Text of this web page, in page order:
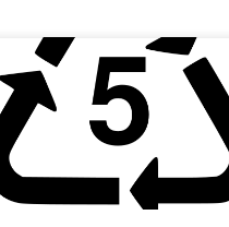
У Європі та США пиво з пластикових
пляшок уже не п’ють Ще 20 років
тому пластиковий посуд і тара для
нас була дивиною. У продуктових
магазинах масло, сири та ковбаси
загортали у папір, клали у сіточки-
авоськи і несли додому. Коли